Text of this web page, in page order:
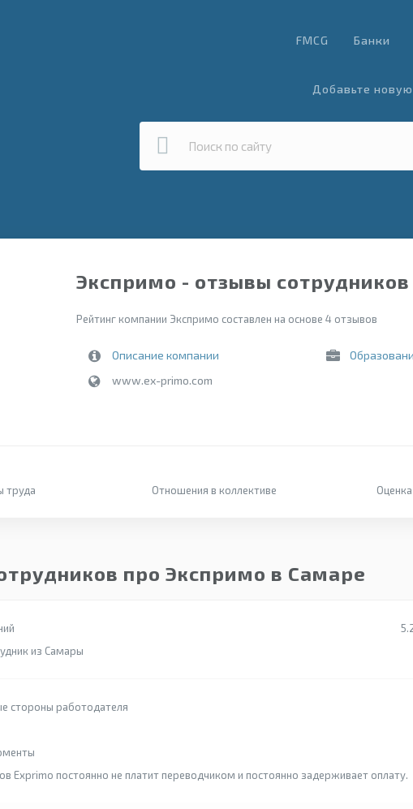
FMCG Банки
Добавьте
Экспримо - отзывы сотрудников
Рейтинг компании Экспримо составлен на основе 4 отзывов
Описание компании
www.ex-primo.com
труда Отношения в коллективе
про Экспримо в Самаре
из Самары
стороны работодателя
Exprimo постоянно не платит переводчиком и постоянно задерживает оплату.